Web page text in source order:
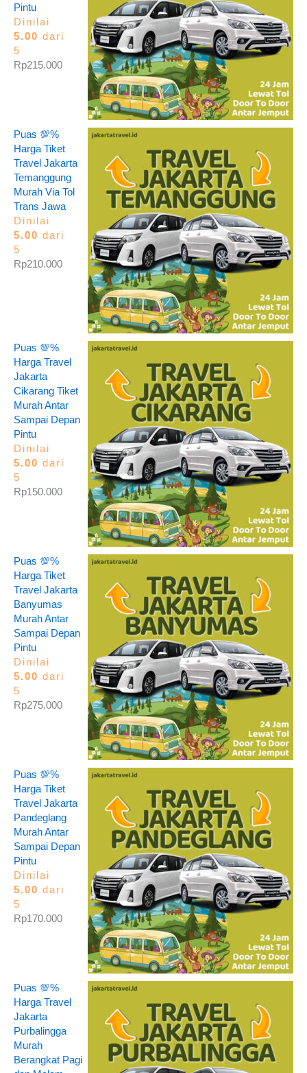
Pintu
Dinilai
5.00 dari
5
Rp215.000
Puas 💯%
Harga Tiket
Travel Jakarta
Temanggung
Murah Via Tol
Trans Jawa
Dinilai
5.00 dari
5
Rp210.000
Puas 💯%
Harga Travel
Jakarta
Cikarang Tiket
Murah Antar
Sampai Depan
Pintu
Dinilai
5.00 dari
5
Rp150.000
Puas 💯%
Harga Tiket
Travel Jakarta
Banyumas
Murah Antar
Sampai Depan
Pintu
Dinilai
5.00 dari
5
Rp275.000
Puas 💯%
Harga Tiket
Travel Jakarta
Pandeglang
Murah Antar
Sampai Depan
Pintu
Dinilai
5.00 dari
5
Rp170.000
Puas 💯%
Harga Travel
Jakarta
Purbalingga
Murah
Berangkat Pagi